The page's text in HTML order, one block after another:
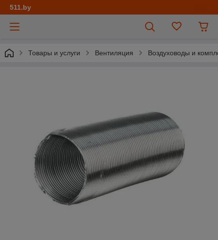
511.by
Товары и услуги Вентиляция Воздуховоды и